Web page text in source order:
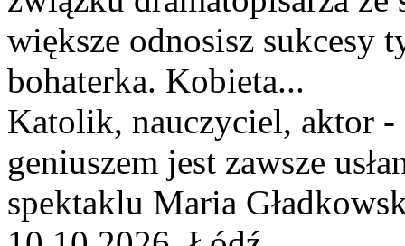
większe odnosisz sukcesy
bohaterka. Kobieta...
Katolik, nauczyciel, aktor
geniuszem jest zawsze
spektaklu Maria